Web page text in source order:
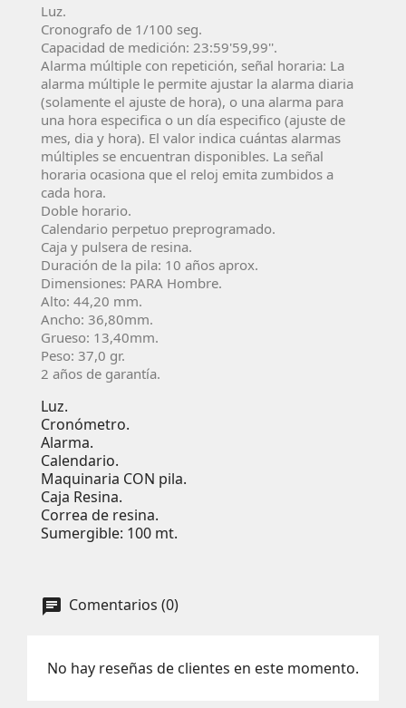
Luz.
Cronografo de 1/100 seg.
Capacidad de medición: 23:59'59,99''.
Alarma múltiple con repetición, señal horaria: La
alarma múltiple le permite ajustar la alarma diaria
(solamente el ajuste de hora), o una alarma para
una hora especifica o un día especifico (ajuste de
mes, dia y hora). El valor indica cuántas alarmas
múltiples se encuentran disponibles. La señal
horaria ocasiona que el reloj emita zumbidos a
cada hora.
Doble horario.
Calendario perpetuo preprogramado.
Caja y pulsera de resina.
Duración de la pila: 10 años aprox.
Dimensiones: PARA Hombre.
Alto: 44,20 mm.
Ancho: 36,80mm.
Grueso: 13,40mm.
Peso: 37,0 gr.
2 años de garantía.
Luz.
Cronómetro.
Alarma.
Calendario.
Maquinaria CON pila.
Caja Resina.
Correa de resina.
Sumergible: 100 mt.
Comentarios (0)
No hay reseñas de clientes en este momento.